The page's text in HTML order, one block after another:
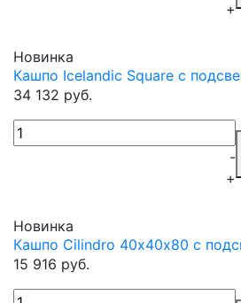
+
Новинка
Кашпо Icelandic Square с
34 132 руб.
-
+
Новинка
Кашпо Cilindro 40х40х80 с
15 916 руб.